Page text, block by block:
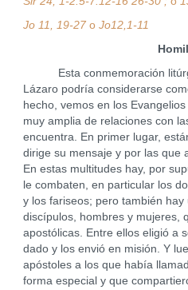
Jo 11, 19-27 oJo12,1-11
Esta conmemoración
Lázaro podría considerarse
hecho, vemos en los
muy amplia de relaciones con
encuentra. En primer lugar,
dirige su mensaje y por las que
En estas multitudes hay, por
le combaten, en particular los
y los fariseos; pero también
discípulos, hombres y mujeres,
apostólicas. Entre ellos eligió a
dado y los envió en misión. Y
apóstoles a los que había
forma especial y que